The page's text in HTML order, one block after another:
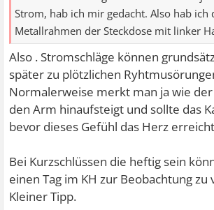
Strom, hab ich mir gedacht. Also hab ich
Metallrahmen der Steckdose mit linker
Also . Stromschläge können
später zu plötzlichen
Normalerweise merkt man ja wie
den Arm hinaufsteigt und sollte das
bevor dieses Gefühl das Herz
Bei Kurzschlüssen die heftig sein
einen Tag im KH zur Beobachtung zu
Kleiner Tipp.